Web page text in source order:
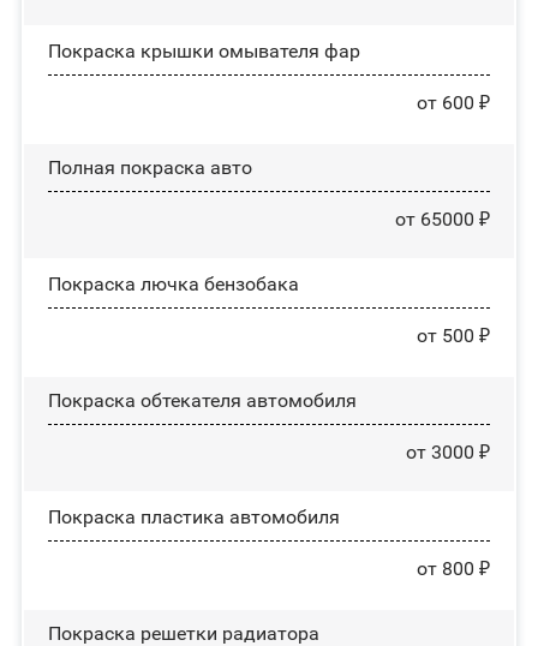
Покраска крышки омывателя фар
от 600 ₽
Полная покраска авто
от 65000 ₽
Покраска лючка бензобака
от 500 ₽
Покраска обтекателя автомобиля
от 3000 ₽
Покраска пластика автомобиля
от 800 ₽
Покраска решетки радиатора